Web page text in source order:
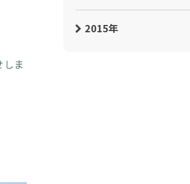
ま
2015年